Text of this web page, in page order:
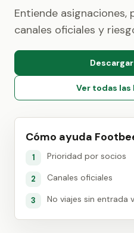
Entiende asignaciones,
canales oficiales y
Ver todas
Cómo ayuda
1 Prioridad por socios
2 Canales oficiales
3 No viajes sin entrada